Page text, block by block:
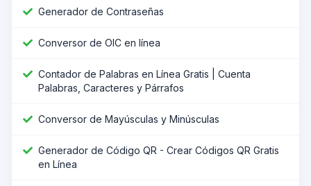
Generador de Contraseñas
Conversor de OIC en línea
Contador de Palabras en Línea Gratis | Cuenta
Palabras, Caracteres y Párrafos
Conversor de Mayúsculas y Minúsculas
Generador de Código QR - Crear Códigos QR Gratis
en Línea